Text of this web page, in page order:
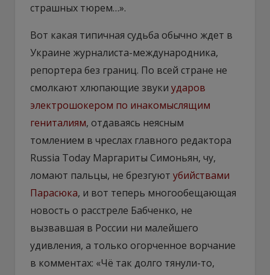
страшных тюрем…».
Вот какая типичная судьба обычно ждет в
Украине журналиста-международника,
репортера без границ. По всей стране не
смолкают хлюпающие звуки ударов
электрошокером по инакомыслящим
гениталиям, отдаваясь неясным
томлением в чреслах главного редактора
Russia Today Маргариты Симоньян, чу,
ломают пальцы, не брезгуют убийствами
Парасюка, и вот теперь многообещающая
новость о расстреле Бабченко, не
вызвавшая в России ни малейшего
удивления, а только огорченное ворчание
в комментах: «Чё так долго тянули-то,